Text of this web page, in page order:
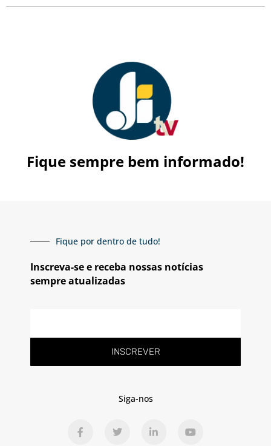
Fique sempre bem informado!
Fique por dentro de tudo!
Inscreva-se e receba nossas notícias
sempre atualizadas
INSCREVER
Siga-nos
a
w
i
o